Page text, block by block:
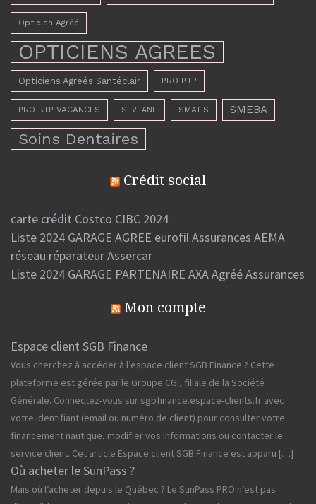
Opticien Agréé
OPTICIENS AGREES
Opticiens Agréés Santéclair PRO BTP
PRO BTP VACANCES SEVEANE SMATIS SMEBA
Soins Dentaires
Crédit social
carte crédit Costco CIBC 2024
Liste 2024 GARAGE AGREE eurofil Assurances AEMA
réseau réparateur Assercar
Liste 2024 GARAGE PARTENAIRE AXA Agréé Assurances
Mon compte
Espace client SGB Finance
Vous cherchez à accéder à l’espace client SGB Finance ? Cette
plateforme est gérée par le Groupe CGI, filiale de la Société
Générale. Connectez-vous sur sgbfinance.espace-clients.fr avec
votre identifiant (email ou numéro de client) pour consulter votre
financement nautique, modifier vos informations ou contacter le
service client. Cet article Espace client SGB Finance est apparu […]
Où acheter le SunPass ?
Mais où l’acheter depuis le Québec ? Le SunPass PRO n’est pas